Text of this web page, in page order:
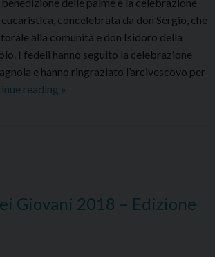
eucaristica, concelebrata da don Sergio, che
alla comunità e don Isidoro della
I fedeli hanno seguito la celebrazione
e hanno ringraziato l’arcivescovo per
reading L’Arcivescovo
in
»
Giovani 2018 – Edizione